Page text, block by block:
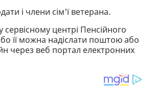
і члени сім'ї ветерана.
сервісному центрі Пенсійного
її можна надіслати поштою або
через веб портал електронних